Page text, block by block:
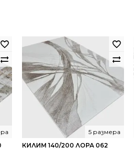
КИЛИМ 140/200 ЛОРА 062
5 размера